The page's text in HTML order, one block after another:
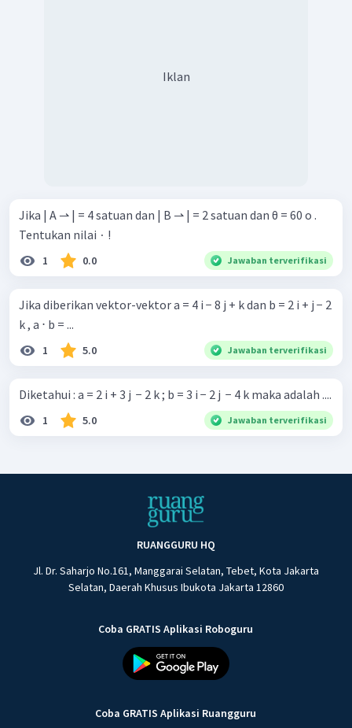
Iklan
Jika | A ⇀ | = 4 satuan dan | B ⇀ | = 2 satuan dan θ = 60 o .
Tentukan nilai ∙ !
1 0.0 Jawaban terverifikasi
Jika diberikan vektor-vektor a = 4 i − 8 j + k dan b = 2 i + j − 2
k , a ⋅ b = ...
1 5.0 Jawaban terverifikasi
Diketahui : a = 2 i + 3 j ​ − 2 k ; b = 3 i − 2 j ​ − 4 k maka adalah ....
1 5.0 Jawaban terverifikasi
RUANGGURU HQ
Jl. Dr. Saharjo No.161, Manggarai Selatan, Tebet, Kota Jakarta
Selatan, Daerah Khusus Ibukota Jakarta 12860
Coba GRATIS Aplikasi Roboguru
Coba GRATIS Aplikasi Ruangguru